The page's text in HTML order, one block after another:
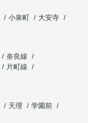
小泉町
大安寺
奈良線
片町線
天理
学園前